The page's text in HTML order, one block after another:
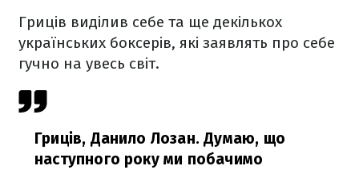
Гриців виділив себе та ще декількох
українських боксерів, які заявлять про себе
гучно на увесь світ.
Гриців, Данило Лозан. Думаю, що
наступного року ми побачимо